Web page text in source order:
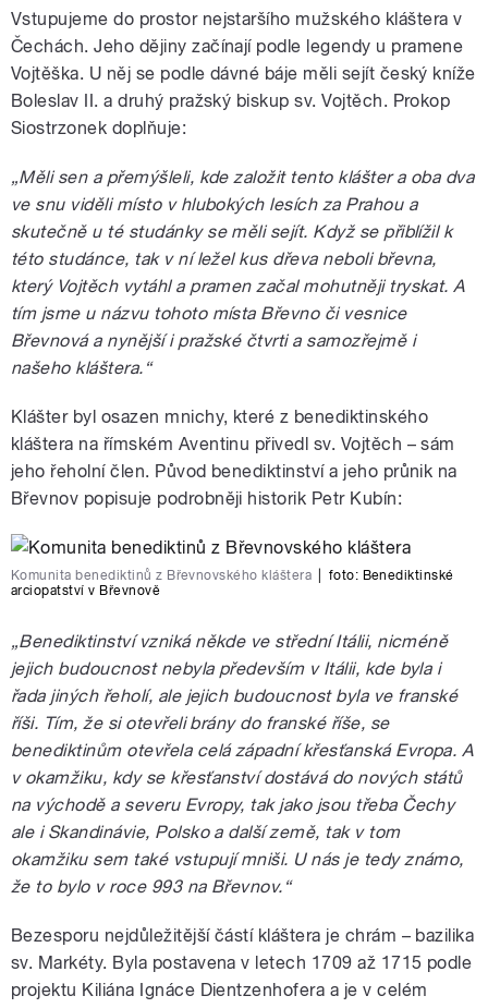
Vstupujeme do prostor nejstaršího mužského kláštera v
Čechách. Jeho dějiny začínají podle legendy u pramene
Vojtěška. U něj se podle dávné báje měli sejít český kníže
Boleslav II. a druhý pražský biskup sv. Vojtěch. Prokop
Siostrzonek doplňuje:
„Měli sen a přemýšleli, kde založit tento klášter a oba dva
ve snu viděli místo v hlubokých lesích za Prahou a
skutečně u té studánky se měli sejít. Když se přiblížil k
této studánce, tak v ní ležel kus dřeva neboli břevna,
který Vojtěch vytáhl a pramen začal mohutněji tryskat. A
tím jsme u názvu tohoto místa Břevno či vesnice
Břevnová a nynější i pražské čtvrti a samozřejmě i
našeho kláštera.“
Klášter byl osazen mnichy, které z benediktinského
kláštera na římském Aventinu přivedl sv. Vojtěch – sám
jeho řeholní člen. Původ benediktinství a jeho průnik na
Břevnov popisuje podrobněji historik Petr Kubín:
Komunita benediktinů z Břevnovského kláštera foto: Benediktinské
arciopatství v Břevnově
„Benediktinství vzniká někde ve střední Itálii, nicméně
jejich budoucnost nebyla především v Itálii, kde byla i
řada jiných řeholí, ale jejich budoucnost byla ve franské
říši. Tím, že si otevřeli brány do franské říše, se
benediktinům otevřela celá západní křesťanská Evropa. A
v okamžiku, kdy se křesťanství dostává do nových států
na východě a severu Evropy, tak jako jsou třeba Čechy
ale i Skandinávie, Polsko a další země, tak v tom
okamžiku sem také vstupují mniši. U nás je tedy známo,
že to bylo v roce 993 na Břevnov.“
Bezesporu nejdůležitější částí kláštera je chrám – bazilika
sv. Markéty. Byla postavena v letech 1709 až 1715 podle
projektu Kiliána Ignáce Dientzenhofera a je v celém